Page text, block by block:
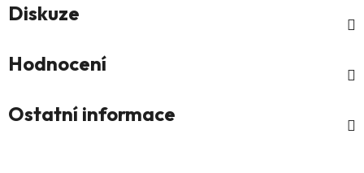
Diskuze
Hodnocení
Ostatní informace